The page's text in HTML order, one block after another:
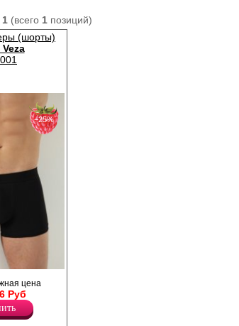
1(всего 1позиций)
(шорты)
с
открытой
−25%
цена
Руб